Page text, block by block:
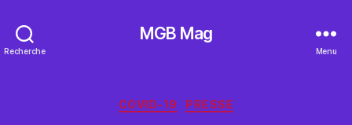
Recherche
MGB Mag
Menu
Catégories
COVID-19 PRESSE